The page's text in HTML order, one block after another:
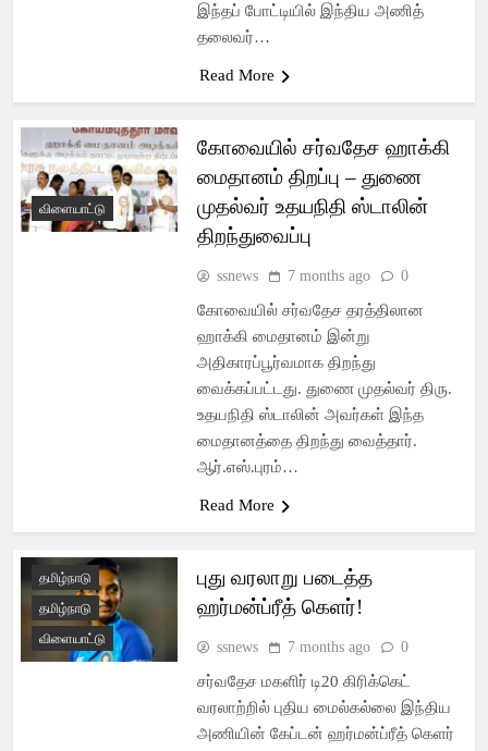
இந்தப் போட்டியில் இந்திய அணித்
தலைவர்…
Read More
விளையாட்டு
கோவையில் சர்வதேச ஹாக்கி
மைதானம் திறப்பு – துணை
முதல்வர் உதயநிதி ஸ்டாலின்
திறந்துவைப்பு
ssnews 7 months ago 0
கோவையில் சர்வதேச தரத்திலான
ஹாக்கி மைதானம் இன்று
அதிகாரப்பூர்வமாக திறந்து
வைக்கப்பட்டது. துணை முதல்வர் திரு.
உதயநிதி ஸ்டாலின் அவர்கள் இந்த
மைதானத்தை திறந்து வைத்தார்.
ஆர்.எஸ்.புரம்…
Read More
தமிழ்நாடு
தமிழ்நாடு
விளையாட்டு
புது வரலாறு படைத்த
ஹர்மன்ப்ரீத் கெளர்!
ssnews 7 months ago 0
சர்வதேச மகளிர் டி20 கிரிக்கெட்
வரலாற்றில் புதிய மைல்கல்லை இந்திய
அணியின் கேப்டன் ஹர்மன்ப்ரீத் கெளர்